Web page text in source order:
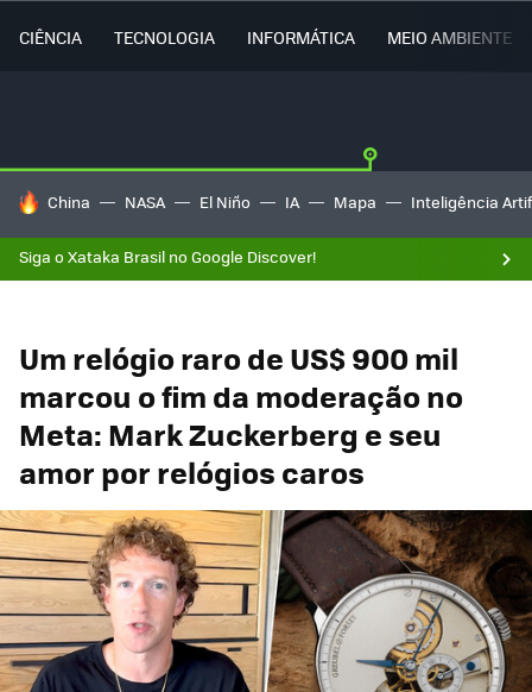
CIÊNCIA TECNOLOGIA INFORMÁTICA MEIO AMBIENTE
TENDÊNCIAS DO DIA
China NASA El Niño IA Mapa Inteligência
Siga o Xataka Brasil no Google Discover!
Um relógio raro de US$ 900 mil
marcou o fim da moderação no
Meta: Mark Zuckerberg e seu
amor por relógios caros